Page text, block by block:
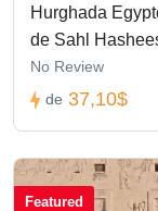
Hurghada
de Sahl
No Review
de 37,10$
Featured